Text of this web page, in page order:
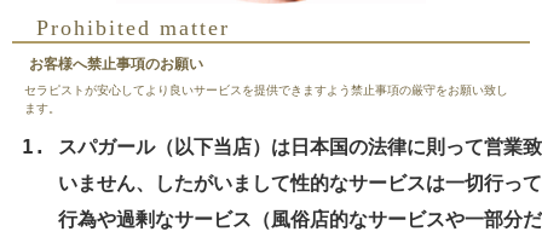
Prohibited matter
お客様へ禁止事項のお願い
セラピストが安心してより良いサービスを提供できますよう禁止事項の厳守をお願い致し
ます。
スパガール（以下当店）は日本国の法律に則って営業
いません、したがいまして性的なサービスは一切行っ
行為や過剰なサービス（風俗店的なサービスや一部分